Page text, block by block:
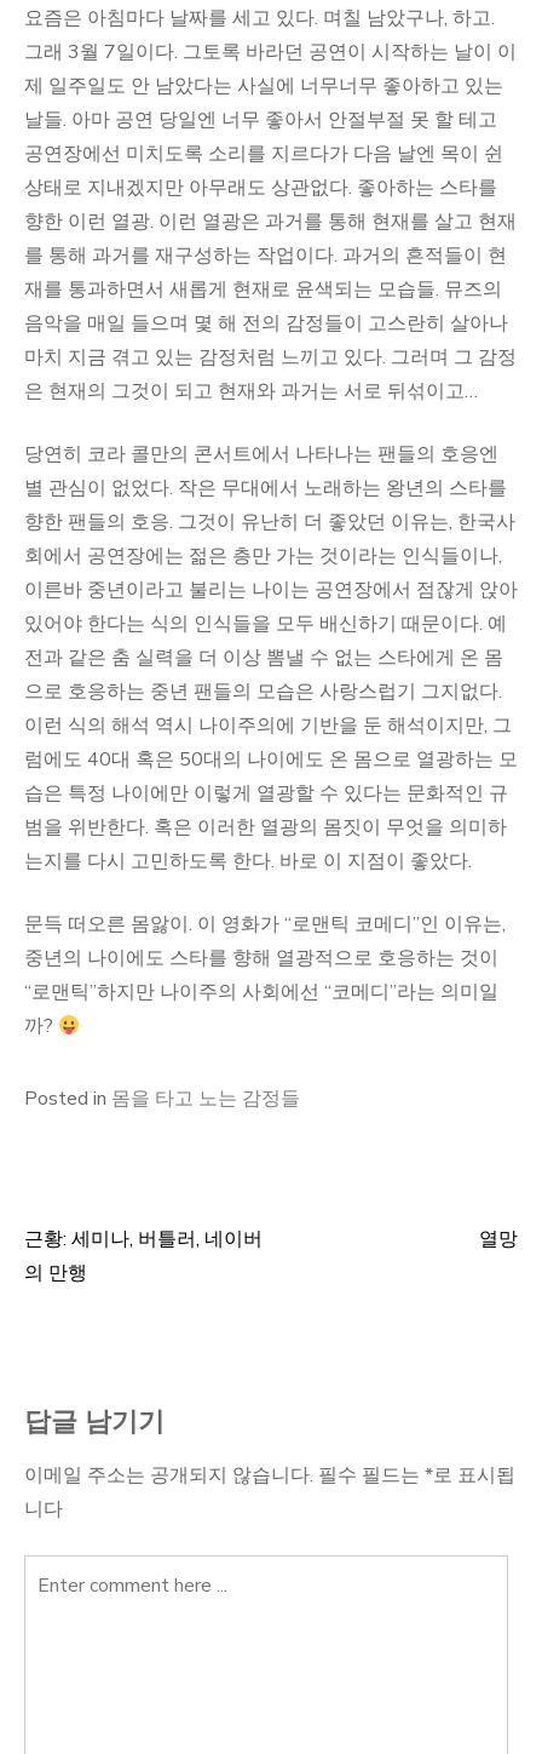
요즘은 아침마다 날짜를 세고 있다. 며칠 남았구나, 하고.
그래 3월 7일이다. 그토록 바라던 공연이 시작하는 날이 이
제 일주일도 안 남았다는 사실에 너무너무 좋아하고 있는
날들. 아마 공연 당일엔 너무 좋아서 안절부절 못 할 테고
공연장에선 미치도록 소리를 지르다가 다음 날엔 목이 쉰
상태로 지내겠지만 아무래도 상관없다. 좋아하는 스타를
향한 이런 열광. 이런 열광은 과거를 통해 현재를 살고 현재
를 통해 과거를 재구성하는 작업이다. 과거의 흔적들이 현
재를 통과하면서 새롭게 현재로 윤색되는 모습들. 뮤즈의
음악을 매일 들으며 몇 해 전의 감정들이 고스란히 살아나
마치 지금 겪고 있는 감정처럼 느끼고 있다. 그러며 그 감정
은 현재의 그것이 되고 현재와 과거는 서로 뒤섞이고…
당연히 코라 콜만의 콘서트에서 나타나는 팬들의 호응엔
별 관심이 없었다. 작은 무대에서 노래하는 왕년의 스타를
향한 팬들의 호응. 그것이 유난히 더 좋았던 이유는, 한국사
회에서 공연장에는 젊은 층만 가는 것이라는 인식들이나,
이른바 중년이라고 불리는 나이는 공연장에서 점잖게 앉아
있어야 한다는 식의 인식들을 모두 배신하기 때문이다. 예
전과 같은 춤 실력을 더 이상 뽐낼 수 없는 스타에게 온 몸
으로 호응하는 중년 팬들의 모습은 사랑스럽기 그지없다.
이런 식의 해석 역시 나이주의에 기반을 둔 해석이지만, 그
럼에도 40대 혹은 50대의 나이에도 온 몸으로 열광하는 모
습은 특정 나이에만 이렇게 열광할 수 있다는 문화적인 규
범을 위반한다. 혹은 이러한 열광의 몸짓이 무엇을 의미하
는지를 다시 고민하도록 한다. 바로 이 지점이 좋았다.
문득 떠오른 몸앓이. 이 영화가 “로맨틱 코메디”인 이유는,
중년의 나이에도 스타를 향해 열광적으로 호응하는 것이
“로맨틱”하지만 나이주의 사회에선 “코메디”라는 의미일
까?
Posted in 몸을 타고 노는 감정들
글
근황: 세미나, 버틀러, 네이버
의 만행
열망
답글 남기기
이메일 주소는 공개되지 않습니다. 필수 필드는 *로 표시됩
니다